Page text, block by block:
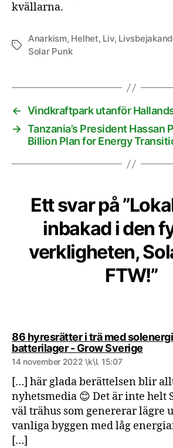
kvällarna.
Etiketter
Anarkism, Helhet, Liv,
Solar Punk
← Vindkraftpark utanför
→ Tanzania’s President Hassan
Billion Plan for Energy
Ett svar på
inbakad i den
verkligheten,
FTW!”
86 hyresrätter i trä med
batterilager - Grow Sverigesäger:
14 november 2022 \k\l. 15:07
[…] här glada berättelsen blir
nyhetsmedia 😊 Det är inte helt
väl trähus som genererar lägre
vanliga byggen med låg
[…]